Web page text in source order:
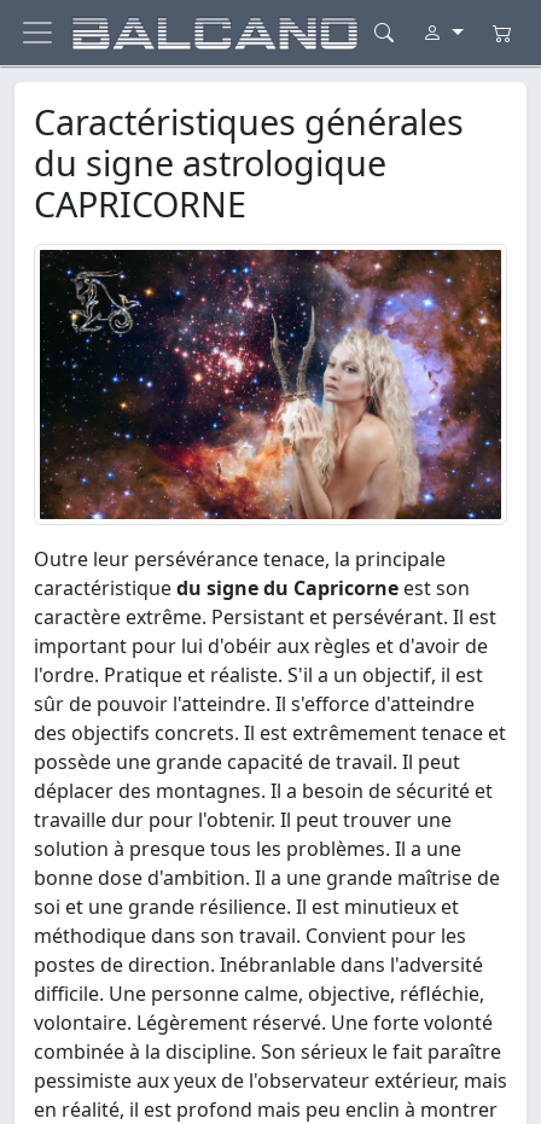
Caractéristiques générales
du signe astrologique
CAPRICORNE
Outre leur persévérance tenace, la principale
caractéristiquedu signe du Capricorne est son
caractère extrême. Persistant et persévérant. Il est
important pour lui d'obéir aux règles et d'avoir de
l'ordre. Pratique et réaliste. S'il a un objectif, il est
sûr de pouvoir l'atteindre. Il s'efforce d'atteindre
des objectifs concrets. Il est extrêmement tenace et
possède une grande capacité de travail. Il peut
déplacer des montagnes. Il a besoin de sécurité et
travaille dur pour l'obtenir. Il peut trouver une
solution à presque tous les problèmes. Il a une
bonne dose d'ambition. Il a une grande maîtrise de
soi et une grande résilience. Il est minutieux et
méthodique dans son travail. Convient pour les
postes de direction. Inébranlable dans l'adversité
difficile. Une personne calme, objective, réfléchie,
volontaire. Légèrement réservé. Une forte volonté
combinée à la discipline. Son sérieux le fait paraître
pessimiste aux yeux de l'observateur extérieur, mais
en réalité, il est profond mais peu enclin à montrer